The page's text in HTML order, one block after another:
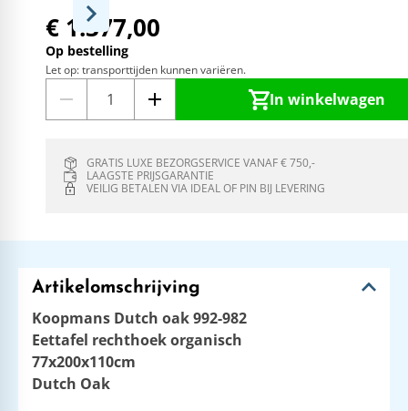
€ 1.377,00
Op bestelling
Let op: transporttijden kunnen variëren.
In winkelwagen
GRATIS LUXE BEZORGSERVICE VANAF € 750,-
LAAGSTE PRIJSGARANTIE
VEILIG BETALEN VIA IDEAL OF PIN BIJ LEVERING
Artikelomschrijving
Koopmans Dutch oak 992-982
Eettafel rechthoek organisch
77x200x110cm
Dutch Oak